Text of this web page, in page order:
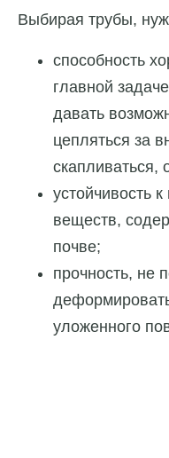
Выбирая трубы,
способность
главной
давать
цепляться за
скапливаться,
устойчивость
веществ,
почве;
прочность, не
уложенного